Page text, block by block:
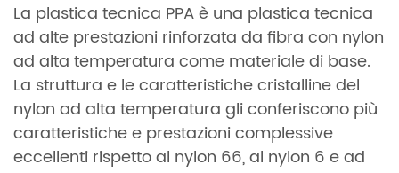
La plastica tecnica PPA è una plastica tecnica
ad alte prestazioni rinforzata da fibra con nylon
ad alta temperatura come materiale di base.
La struttura e le caratteristiche cristalline del
nylon ad alta temperatura gli conferiscono più
caratteristiche e prestazioni complessive
eccellenti rispetto al nylon 66, al nylon 6 e ad